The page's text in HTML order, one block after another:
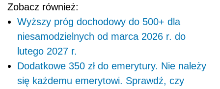
Zobacz również:
Wyższy próg dochodowy do 500+ dla
niesamodzielnych od marca 2026 r. do
lutego 2027 r.
Dodatkowe 350 zł do emerytury. Nie należy
się każdemu emerytowi. Sprawdź, czy